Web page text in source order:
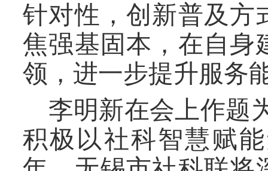
针对性，创新普及方
焦强基固本，在自身
领，进一步提升服务
李明新在会上作题
积极以社科智慧赋